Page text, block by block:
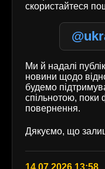
скористайтеся
Ми й надалі
новини щодо
будемо
спільнотою, поки
повернення.
Дякуємо, що